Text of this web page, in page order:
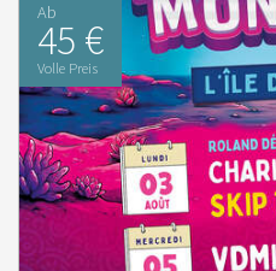
Ab
45 €
Volle Preis